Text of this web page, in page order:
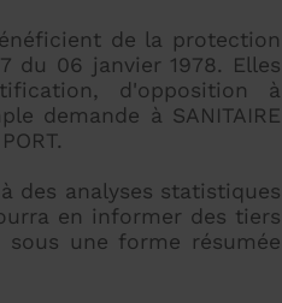
de la protection
du 06 janvier 1978. Elles
d'opposition à
demande à SANITAIRE
des analyses statistiques
en informer des tiers
sous une forme résumée